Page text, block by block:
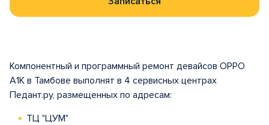
Компонентный и программный ремонт девайсов OPPO
A1K в Тамбове выполнят в 4 сервисных центрах
Педант.ру, размещенных по адресам:
ТЦ "ЦУМ"